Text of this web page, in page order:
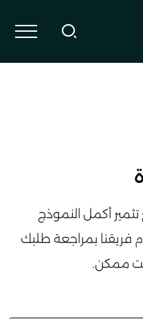
أكمل النموذج
فريقنا بمراجعة طلبك
ممكن.